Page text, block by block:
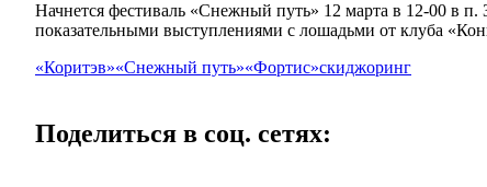
Начнется фестиваль «Снежный путь» 12 марта в 12-00 в
показательными выступлениями с лошадьми от клуба
«Коритэв»«Снежный путь»«Фортис»скиджоринг
Поделиться в соц. сетях: